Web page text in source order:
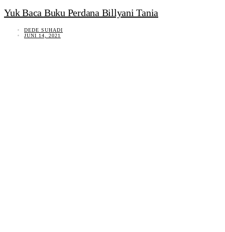
Yuk Baca Buku Perdana Billyani Tania
DEDE SUHADI
JUNI 14, 2021